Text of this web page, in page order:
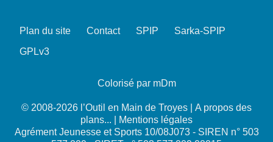
Plan du site Contact SPIP
Sarka-SPIP
GPLv3
Colorisé par mDm
© 2008-2026 l’Outil en Main de Troyes | A propos des
plans...
Mentions légales
Agrément Jeunesse et Sports 10/08J073 - SIREN n° 503